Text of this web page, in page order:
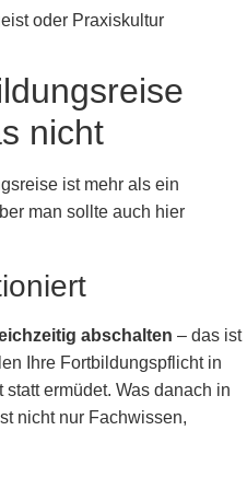
oder Praxiskultur
nicht
ist mehr als ein
man sollte auch hier
abschalten – das ist
Ihre Fortbildungspflicht in
ermüdet. Was danach in
nicht nur Fachwissen,